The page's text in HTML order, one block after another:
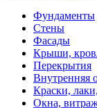
Фундаменты
Стены
Фасады
Крыши,
Перекрытия
Внутренняя
Краски,
Окна,